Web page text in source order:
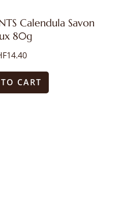
Calendula Savon
80g
14.40
CART